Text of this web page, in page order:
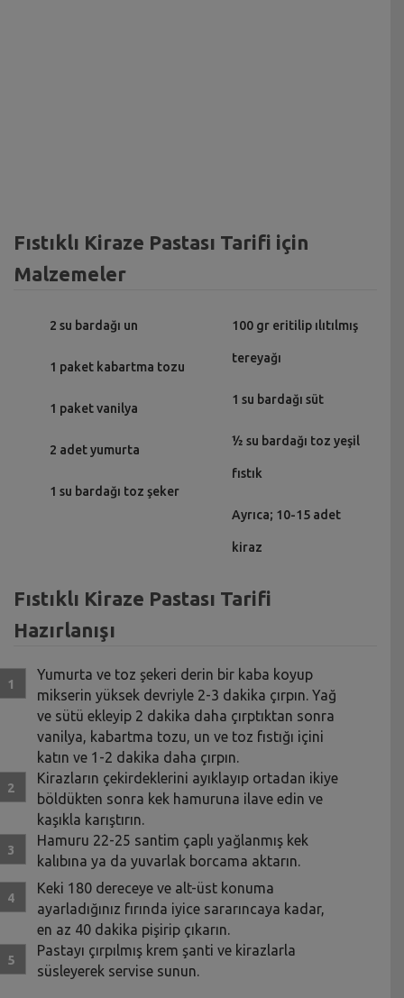
Fıstıklı Kiraze Pastası Tarifi için
Malzemeler
2 su bardağı un
1 paket kabartma tozu
1 paket vanilya
2 adet yumurta
1 su bardağı toz şeker
100 gr eritilip ılıtılmış
tereyağı
1 su bardağı süt
½ su bardağı toz yeşil
fıstık
Ayrıca; 10-15 adet
kiraz
Fıstıklı Kiraze Pastası Tarifi
Hazırlanışı
Yumurta ve toz şekeri derin bir kaba koyup
mikserin yüksek devriyle 2-3 dakika çırpın. Yağ
ve sütü ekleyip 2 dakika daha çırptıktan sonra
vanilya, kabartma tozu, un ve toz fıstığı içini
katın ve 1-2 dakika daha çırpın.
Kirazların çekirdeklerini ayıklayıp ortadan ikiye
böldükten sonra kek hamuruna ilave edin ve
kaşıkla karıştırın.
Hamuru 22-25 santim çaplı yağlanmış kek
kalıbına ya da yuvarlak borcama aktarın.
Keki 180 dereceye ve alt-üst konuma
ayarladığınız fırında iyice sararıncaya kadar,
en az 40 dakika pişirip çıkarın.
Pastayı çırpılmış krem şanti ve kirazlarla
süsleyerek servise sunun.